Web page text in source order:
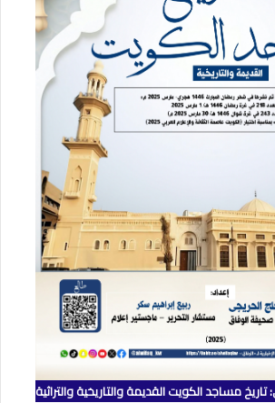
مساجد الكويت القديمة والتاريخية والتراثية